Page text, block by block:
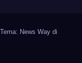
Tema: News Way di